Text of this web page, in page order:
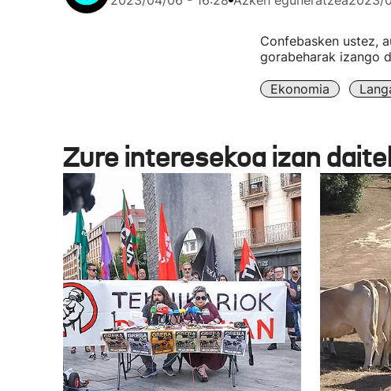
Confebasken ustez,
gorabeharak izango
Ekonomia
Zure interesekoa izan